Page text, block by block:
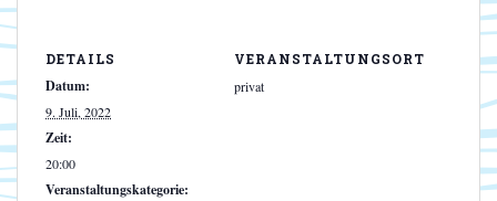
DETAILS
Datum:
9. Juli, 2022
Zeit:
20:00
Veranstaltungskategorie:
VERANSTALTUNGSORT
privat